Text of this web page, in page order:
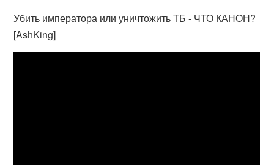
Убить императора или уничтожить ТБ - ЧТО КАНОН?
[AshKing]